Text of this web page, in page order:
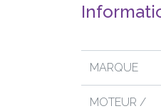
MARQUE
MOTEUR /